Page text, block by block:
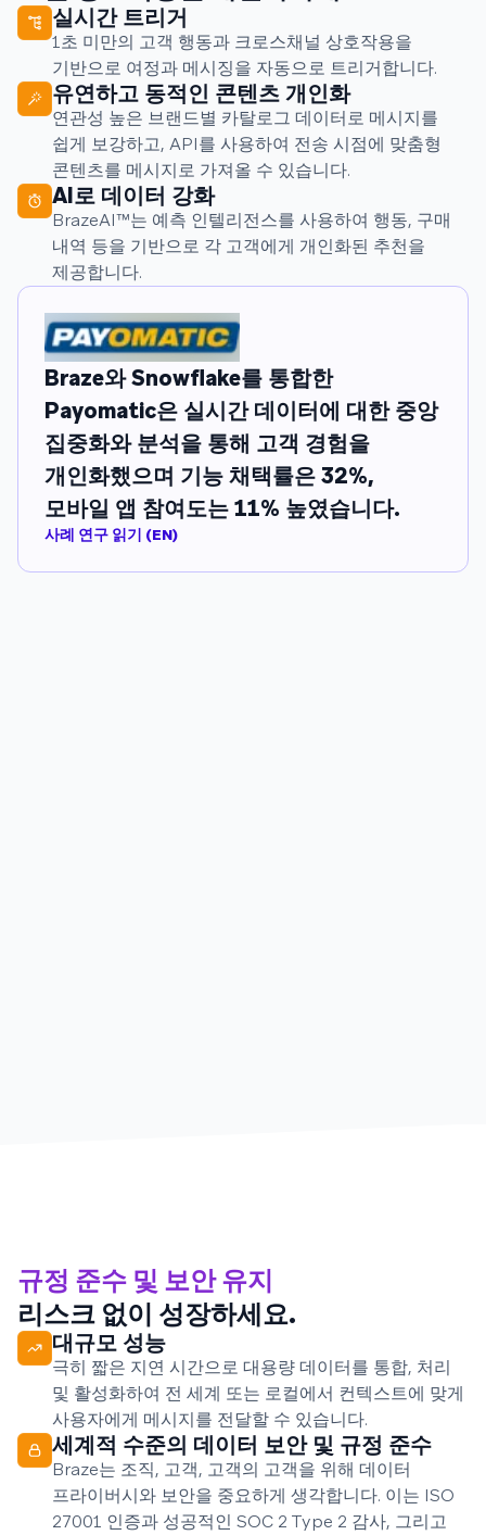
실시간 트리거
1초 미만의 고객 행동과 크로스채널 상호작용을
기반으로 여정과 메시징을 자동으로 트리거합니다.
유연하고 동적인 콘텐츠 개인화
연관성 높은 브랜드별 카탈로그 데이터로 메시지를
쉽게 보강하고, API를 사용하여 전송 시점에 맞춤형
콘텐츠를 메시지로 가져올 수 있습니다.
AI로 데이터 강화
BrazeAI™는 예측 인텔리전스를 사용하여 행동, 구매
내역 등을 기반으로 각 고객에게 개인화된 추천을
제공합니다.
Braze와 Snowflake를 통합한 ‌‌​‌​​‍ ‍‌‍‍​‌‍‌‌‌‍​‌‌‍‌​‌‍‍‌‌‍ ‍‌‍‌ ​ ‌‍​‍‌‍​‌‌ ​ ‌‍‌‌‌‌‌‌‌ ​‍‌‍ ​​ ‌‌‍‍​‌ ‌​‌ ‌​‌ ​​‌ ​ ​‍‌‌​ ​ ‌​​‌​‍‌‌​ ​‍‌​‌‍​‍‌‌​ ​‍‌​‌‍‌‍​ ‌‍ ‌‌ ​ ​‍ ‍‌‍​‍‌ ​‍‌‍​‌‌ ‍‍‌‍‌‌​‍ ‌‌‍‌​‌‍‌‌‌ ‌‍​‍ ‍‌‍​ ‌‍ ‌‍ ‌​‍‌‍‌‍‍‌‌‍‌​​ ‌‌‍​‌​ ‌‌‌‍​ ‌‍​‍​ ​ ​ ‌‍​ ​ ‌‍​‌​‍ ‌‌‍​‍​ ‍‌​ ​​​ ‌‌​‍ ‌​ ‌​​ ‌‌​ ‌‍​ ‍‌​‍ ‌‌‍​‍‌‍​‍​ ​‌‌‍‌​​‍ ‌‌‍‌‍‌‍​‌​ ‍‌​ ​ ‌‍​‍‌‍‌‍​ ‌‌‌‍​‍‌‍​‍​ ‍‌‌‍​ ​ ​‌​‍‌‍‌ ‌​‌ ‍‌‌ ​​‌‍‌‌​ ‌‌ ​​‌ ​‍‌‍ ‌‍‌​‌ ‌‌‌‍​ ‌ ‌​‌‌​​‌‍​‌‌‍‌ ‌‍‌‌​‍‌‍‌ ​​‌‍​‌‌ ‌​‌‍‍​​ ‌‌‍​‍‌‍ ‌‍‌​‌ ‍‌​‍‌‌​ ‌‌‌​​‍‌‌ ‌‍‍ ‌‍‌‌‌ ‍‌​‍‌‌​ ​ ‌​‌​​‍‌‌​ ​ ‌​‌​​‍‌‌​ ​‍​ ​‍‌‍​‌​ ‌‌​ ​‍‌‍‌‍​ ​‌​ ​‍‌‍​ ‌‍‌​​ ‌‍‌‍​ ​ ‍‌​ ‍‌‌‍​ ​ ​‍​ ‌‌​ ​​​ ​​‌‍‌‍‌‍‌​​ ​‍‌‍‌‌​ ‌ ‌‍​‍​ ​​‌‍‌‌​ ‌​​ ‌‍​ ​‌​ ​‍​ ‍​​ ​​​ ‍​​‍‌‌​ ​‍​ ​‍​‍‌‌​ ‌‌‌​‌​​‍ ‍‌‍​‍‌‍ ‌‍‌​‌ ‍‌​‍‌‌​ ‌‌‌​​‍‌‌ ‌‍‍ ‌‍‌‌‌ ‍‌​‍‌‌​ ​ ‌​‌​​‍‌‌​ ​ ‌​‌​​‍‌‌​ ​‍​ ​‍​ ‌‍​ ​‌‌‍‌‌‌‍​‍​ ‌ ​ ‍‌​ ​‌​ ‍‌​ ‍‌‌‍​‍‌‍​ ​ ‌ ​‍‌‌​ ​‍​ ​‍​‍‌‌​ ‌‌‌​‌​​‍ ‍‌‍‍​‌‍‌‌‌‍​‌‌‍‌​‌‍‍‌‌‍ ‍‌‍‌ ​‍​
‍‌ ‌Payomatic은 실시간 데이터에 대한 중앙
집중화와 분석을 통해 고객 경험을
개인화했으며 기능 채택률은 32%,
모바일 앱 참여도는 11% 높였습니다.
사례 연구 읽기 (EN)
규정 준수 및 보안 유지
리스크 없이 성장하세요.
대규모 성능
극히 짧은 지연 시간으로 대용량 데이터를 통합, 처리
및 활성화하여 전 세계 또는 로컬에서 컨텍스트에 맞게
사용자에게 메시지를 전달할 수 있습니다.
세계적 수준의 데이터 보안 및 규정 준수
Braze는 조직, 고객, 고객의 고객을 위해 데이터
프라이버시와 보안을 중요하게 생각합니다. 이는 ISO
27001 인증과 성공적인 SOC 2 Type 2 감사, 그리고